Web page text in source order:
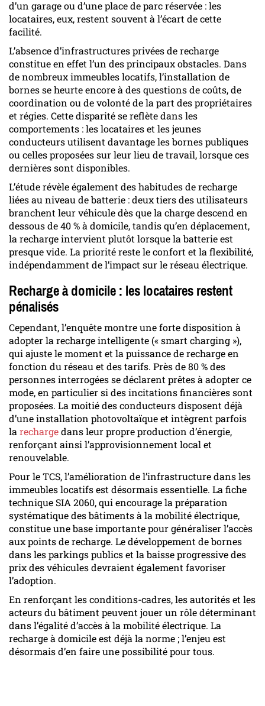
d’un garage ou d’une place de parc réservée : les
locataires, eux, restent souvent à l’écart de cette
facilité.
L’absence d’infrastructures privées de recharge
constitue en effet l’un des principaux obstacles. Dans
de nombreux immeubles locatifs, l’installation de
bornes se heurte encore à des questions de coûts, de
coordination ou de volonté de la part des propriétaires
et régies. Cette disparité se reflète dans les
comportements : les locataires et les jeunes
conducteurs utilisent davantage les bornes publiques
ou celles proposées sur leur lieu de travail, lorsque ces
dernières sont disponibles.
L’étude révèle également des habitudes de recharge
liées au niveau de batterie : deux tiers des utilisateurs
branchent leur véhicule dès que la charge descend en
dessous de 40 % à domicile, tandis qu’en déplacement,
la recharge intervient plutôt lorsque la batterie est
presque vide. La priorité reste le confort et la flexibilité,
indépendamment de l’impact sur le réseau électrique.
Recharge à domicile : les locataires restent
pénalisés
Cependant, l’enquête montre une forte disposition à
adopter la recharge intelligente (« smart charging »),
qui ajuste le moment et la puissance de recharge en
fonction du réseau et des tarifs. Près de 80 % des
personnes interrogées se déclarent prêtes à adopter ce
mode, en particulier si des incitations financières sont
proposées. La moitié des conducteurs disposent déjà
d’une installation photovoltaïque et intègrent parfois
la rechargedans leur propre production d’énergie,
renforçant ainsi l’approvisionnement local et
renouvelable.
Pour le TCS, l’amélioration de l’infrastructure dans les
immeubles locatifs est désormais essentielle. La fiche
technique SIA 2060, qui encourage la préparation
systématique des bâtiments à la mobilité électrique,
constitue une base importante pour généraliser l’accès
aux points de recharge. Le développement de bornes
dans les parkings publics et la baisse progressive des
prix des véhicules devraient également favoriser
l’adoption.
En renforçant les conditions-cadres, les autorités et les
acteurs du bâtiment peuvent jouer un rôle déterminant
dans l’égalité d’accès à la mobilité électrique. La
recharge à domicile est déjà la norme ; l’enjeu est
désormais d’en faire une possibilité pour tous.